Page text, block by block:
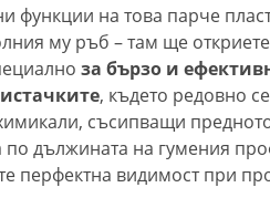
функции на това парче
му ръб – там ще
за бързо и
, където редовно
съсипващи
дължината на гумения
перфектна видимост при